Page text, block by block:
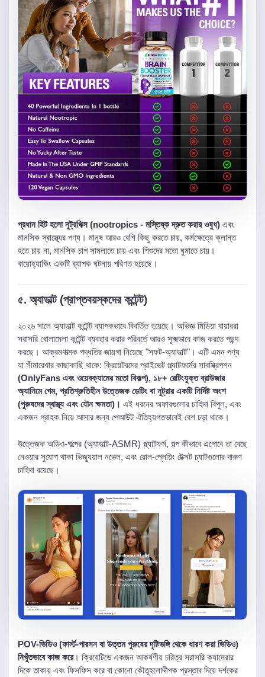
প্রধান হিট হলো নুট্রপিক্স (nootropics - মস্তিষ্ক দ্রুত করার ওষুধ) এবং
মানসিক স্বাস্থ্যের পণ্য। মানুষ আরও বেশি কিছু করতে চায়, কর্মক্ষেত্রে ক্লান্ত
হতে চায় না, মানসিক চাপ সামলাতে চায় এবং শিশুদের মতো ঘুমাতে চায়।
বায়োহ্যাকিং একটি ব্যাপক ঘটনায় পরিণত হয়েছে।
৫. অ্যাডাল্ট (প্রাপ্তবয়স্কদের কন্টেন্ট)
২০২৬ সালে অ্যাডাল্ট কন্টেন্ট ব্যাপকভাবে বিবর্তিত হয়েছে। অভিজ্ঞ মিডিয়া বায়াররা
সরাসরি খোলামেলা কন্টেন্ট ব্যবহার করার পরিবর্তে আরও সূক্ষ্মভাবে কাজ করতে পছন্দ
করছে। আক্রমণাত্মক পদ্ধতির জায়গা নিয়েছে "সফট-অ্যাডাল্ট"। এটি এমন পণ্য
যা সীমারেখার কাছাকাছি থাকে: ক্রিয়েটরদের প্রাইভেট প্ল্যাটফর্মের সাবস্ক্রিপশন
(OnlyFans এবং ওয়েবক্যামের মতো বিকল্প), ১৮+ রেটিংযুক্ত ব্রাউজার
অ্যানিমে গেম, প্রতিশ্রুতিহীন উত্তেজক ডেটিং বা নুট্রার একটি নির্দিষ্ট অংশ
(পুরুষদের স্বাস্থ্য এবং যৌন ক্ষমতা)। এই ধরনের অফারগুলোর চাহিদা বিপুল, এবং
একজন গ্রাহক নিয়ে আসার জন্য পেআউট ঐতিহ্যগতভাবেই বেশ চড়া থাকে।
উত্তেজক অডিও-গল্পের (অ্যাডাল্ট-ASMR) প্ল্যাটফর্ম, গল্প কীভাবে এগোবে তা বেছে
নেওয়ার সুযোগ থাকা ভিজ্যুয়াল নভেল, এবং রোল-প্লেয়িং টেক্সট চ্যাটগুলোর দারুণ
চাহিদা রয়েছে।
POV-ভিডিও (ফার্স্ট-পারসন বা উত্তম পুরুষের দৃষ্টিভঙ্গি থেকে ধারণ করা ভিডিও)
নিখুঁতভাবে কাজ করে। ক্রিয়েটিভে একজন আকর্ষণীয় চরিত্র সরাসরি ক্যামেরার
দিকে তাকায় এবং ফিসফিস করে বা কোনো কৌতূহলোদ্দীপক প্রস্তাব দিয়ে দর্শকের